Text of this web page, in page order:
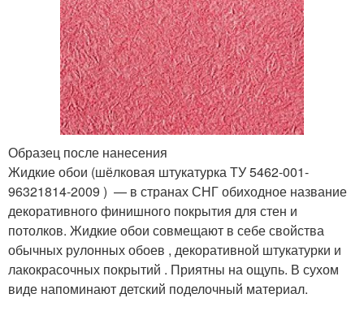
Образец после нанесения
Жидкие обои (шёлковая штукатурка ТУ 5462-001-
96321814-2009 ) — в странах СНГ обиходное название
декоративного финишного покрытия для стен и
потолков. Жидкие обои совмещают в себе свойства
обычных рулонных обоев , декоративной штукатурки и
лакокрасочных покрытий . Приятны на ощупь. В сухом
виде напоминают детский поделочный материал.